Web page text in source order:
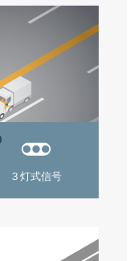
３灯式信号